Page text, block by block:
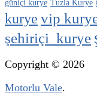
güniçi kurye Tuzla Kurye
kurye vip
şehiriçi kurye
Copyright © 2026
Motorlu Vale.